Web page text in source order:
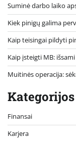
Suminė darbo laiko
Kiek pinigų galima
Kaip teisingai pildyti
Kaip įsteigti MB:
Muitinės operacija:
Kategorijos
Finansai
Karjera